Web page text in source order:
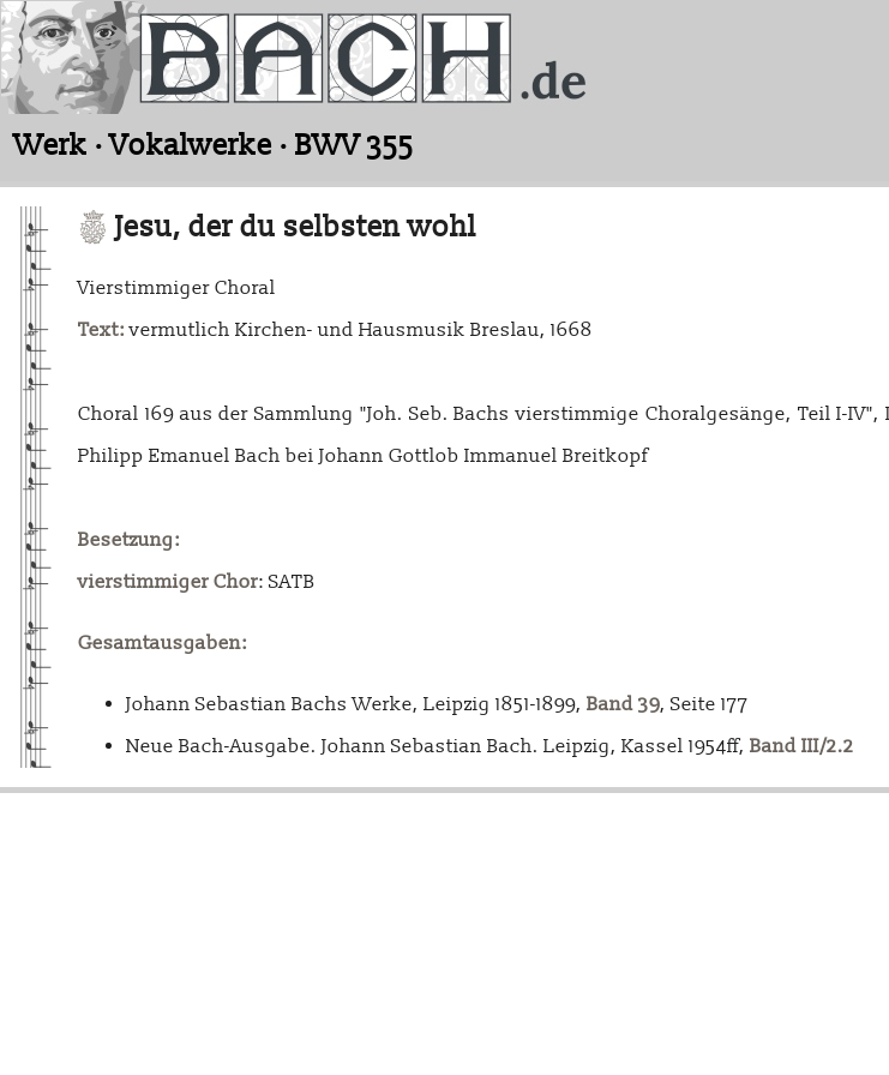
Werk · Vokalwerke · BWV 355
Jesu, der du selbsten wohl
Vierstimmiger Choral
Text: vermutlich Kirchen- und Hausmusik Breslau, 1668
Choral 169 aus der Sammlung "Joh. Seb. Bachs vierstimmige Choralgesänge, Teil I-
Philipp Emanuel Bach bei Johann Gottlob Immanuel Breitkopf
Besetzung:
vierstimmiger Chor: SATB
Gesamtausgaben:
Johann Sebastian Bachs Werke, Leipzig 1851-1899, Band 39, Seite 177
Neue Bach-Ausgabe. Johann Sebastian Bach. Leipzig, Kassel 1954ff, Band III/2.2